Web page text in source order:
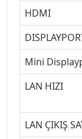
HDMI
Mini
LAN HIZI
LAN ÇIKIŞ